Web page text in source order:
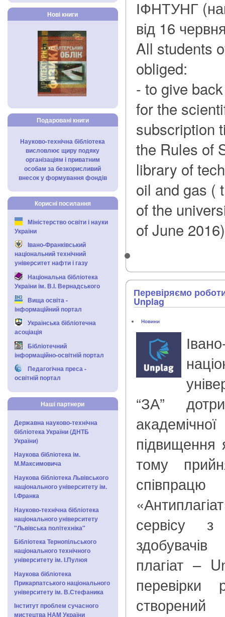
Нові книги
Подаровані книги
Науково-технічна бібліотека
висловлює щиру подяку
організаціям і приватним
особам за безкорисливий
внесок у формування фондів
Корисні посилання
Міністерство освіти і науки
України
Івано-Франківський
національний технічний
університет нафти і газу
Національна бібліотека
України ім. В.І. Вернадського
Вища освіта -
інформаційний портал
Українська бібліотечна
асоціація
Бібліотечний
інформаційно-освітній портал
Педагогічна преса -
освітній портал
Наші партнери
Державна науково-технічна
бібліотека України (ДНТБ
України)
Наукова бібліотека ім.
М.Максимовича
Наукова бібліотека Львівського
національного університету ім.
І.Франка
Науково-технічна бібліотека
національного університету
"Львівська політехніка"
Бібліотека Тернопільського
національного технічного
університету ім. І.Пулюя
Наукова бібліотека
Прикарпатського національного
університету ім. В.Стефаника
Інститут проблем сучасного
мистецтва НАМ України
ІФНТУНГ
від 16
All students
obliged:
- to give
for the
subscription
the Rules of
library of
oil and gas (
of the
of June
Перевіряємо
Unplag
Новини
“ЗА”
підвищення
тому
сервісу з
плагіат –
перевірки